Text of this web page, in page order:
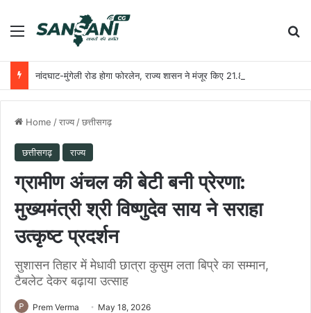
Menu
नांदघाट-मुंगेली रोड होगा फोरलेन, राज्य शासन ने मंजूर किए 21.81 करोड़
Home /राज्य /छत्तीसगढ़
छत्तीसगढ़ राज्य
ग्रामीण अंचल की बेटी बनी प्रेरणा:
मुख्यमंत्री श्री विष्णुदेव साय ने सराहा
उत्कृष्ट प्रदर्शन
सुशासन तिहार में मेधावी छात्रा कुसुम लता बिप्रे का सम्मान,
टैबलेट देकर बढ़ाया उत्साह
Prem Verma May 18, 2026